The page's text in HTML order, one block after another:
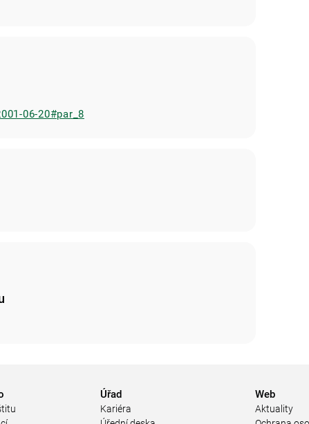
06-20#par_8
Úřad
Kariéra
Web
Aktuality